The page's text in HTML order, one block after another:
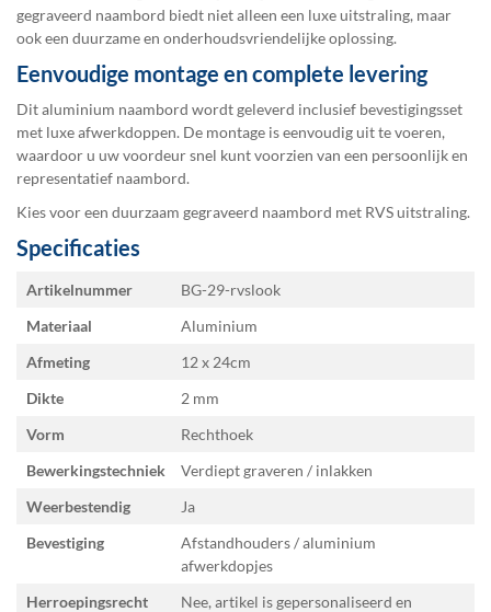
gegraveerd naambord biedt niet alleen een luxe uitstraling, maar
ook een duurzame en onderhoudsvriendelijke oplossing.
Eenvoudige montage en complete levering
Dit aluminium naambord wordt geleverd inclusief bevestigingsset
met luxe afwerkdoppen. De montage is eenvoudig uit te voeren,
waardoor u uw voordeur snel kunt voorzien van een persoonlijk en
representatief naambord.
Kies voor een duurzaam gegraveerd naambord met RVS uitstraling.
Specificaties
Specificaties
Artikelnummer
BG-29-rvslook
Materiaal
Aluminium
Afmeting
12 x 24
Dikte
2 mm
Vorm
Rechthoek
Bewerkingstechniek
Verdiept graveren / inlakken
Weerbestendig
Ja
Bevestiging
Afstandhouders / aluminium
afwerkdopjes
Herroepingsrecht
Nee, artikel is gepersonaliseerd en